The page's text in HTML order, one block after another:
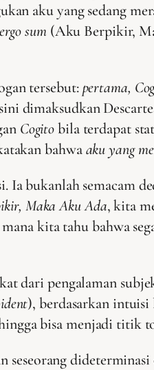
aku yang sedang
sum (Aku Berpikir,
tersebut:pertama,
dimaksudkan
Cogitobila terdapat
bahwaaku yang
Ia bukanlah semacam
Maka Aku Ada, kita
kita tahu bahwa
dari pengalaman
), berdasarkan
bisa menjadi titik
seseorang